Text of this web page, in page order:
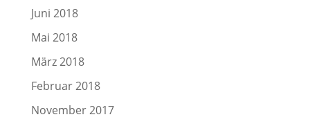
Juni 2018
Mai 2018
März 2018
Februar 2018
November 2017